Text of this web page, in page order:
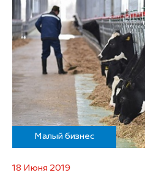
Малый бизнес
18 Июня 2019